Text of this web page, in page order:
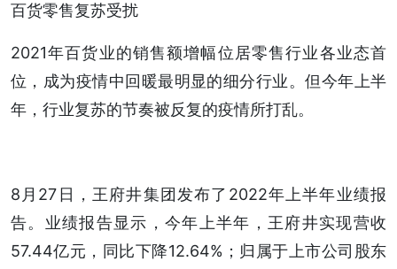
百货零售复苏受扰
2021年百货业的销售额增幅位居零售行业各业态首
位，成为疫情中回暖最明显的细分行业。但今年上半
年，行业复苏的节奏被反复的疫情所打乱。
8月27日，王府井集团发布了2022年上半年业绩报
告。业绩报告显示，今年上半年，王府井实现营收
57.44亿元，同比下降12.64%；归属于上市公司股东